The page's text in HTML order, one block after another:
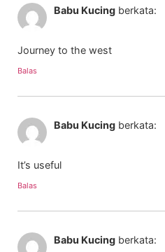
Babu Kucing berkata:
Journey to the west
Balas
Babu Kucing berkata:
It’s useful
Balas
Babu Kucing berkata: